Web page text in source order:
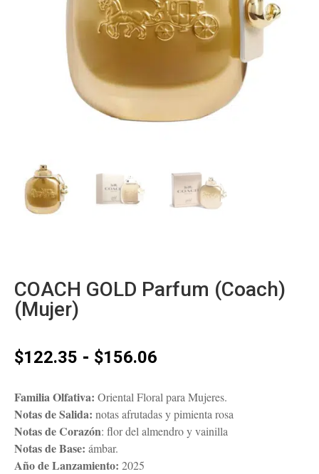
COACH GOLD Parfum (Coach)
(Mujer)
$122.35 - $156.06
precios:
desde
$122.35
hasta
Familia Olfativa: Oriental Floral para Mujeres.
Notas de Salida: notas afrutadas y pimienta rosa
Notas de Corazón: flor del almendro y vainilla
Notas de Base: ámbar.
Año de Lanzamiento: 2025